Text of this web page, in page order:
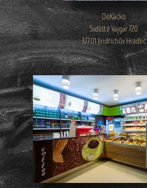
DéKáčko
Sídliště Vajgar 720
377 01 Jindřichův Hradec